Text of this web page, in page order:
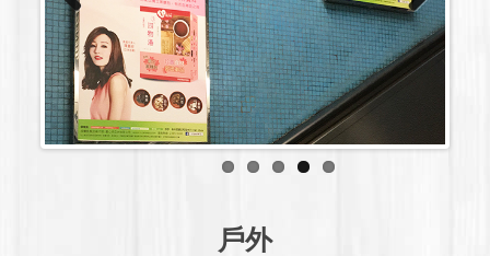
Previous Next
戶外